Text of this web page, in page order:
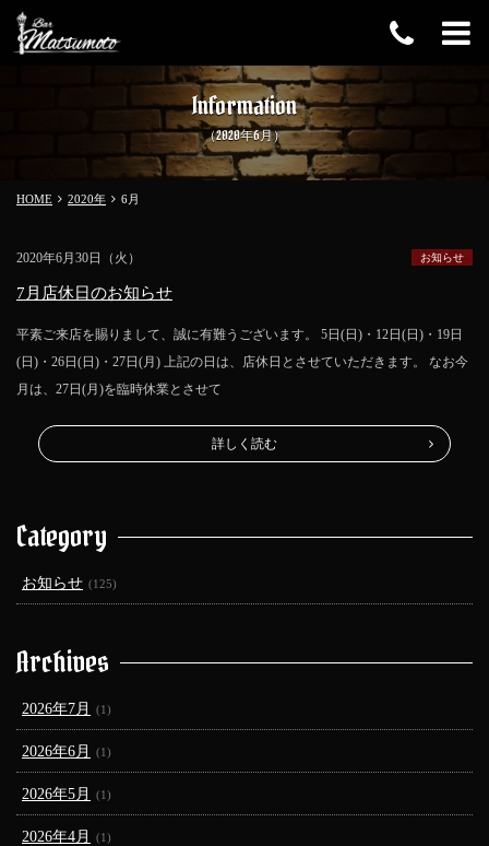
Information
（2020年6月）
HOME 2020年 6月
2020年6月30日（火） お知らせ
7月店休日のお知らせ
平素ご来店を賜りまして、誠に有難うございます。 5日(日)・12日(日)・19日
(日)・26日(日)・27日(月) 上記の日は、店休日とさせていただきます。 なお今
月は、27日(月)を臨時休業とさせて
詳しく読む
Category
お知らせ (125)
Archives
2026年7月 (1)
2026年6月 (1)
2026年5月 (1)
2026年4月 (1)